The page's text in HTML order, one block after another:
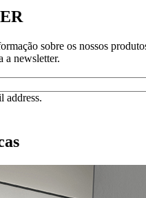
sobre os nossos
a newsletter.
address.